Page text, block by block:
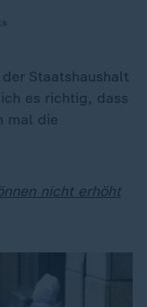
Staatshaushalt
es richtig, dass
mal die
nicht erhöht